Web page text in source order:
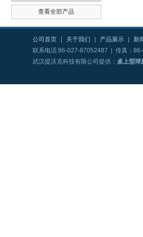
查看全部产品
公司首页 关于我们 产品展示 新
联系电话:86-027-87052487 | 传真：
武汉提沃克科技有限公司提供： 桌上型球